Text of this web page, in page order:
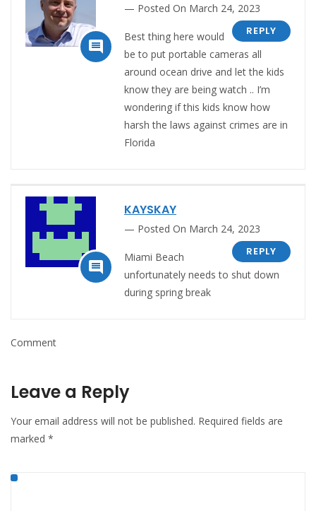

Posted On March 24, 2023
REPLY
Best thing here would
be to put portable cameras all
around ocean drive and let the kids
know they are being watch .. I’m
wondering if this kids know how
harsh the laws against crimes are in
Florida

KAYSKAY
Posted On March 24, 2023
REPLY
Miami Beach
unfortunately needs to shut down
during spring break
Comment
Leave a Reply
Your email address will not be published. Required fields are
marked *